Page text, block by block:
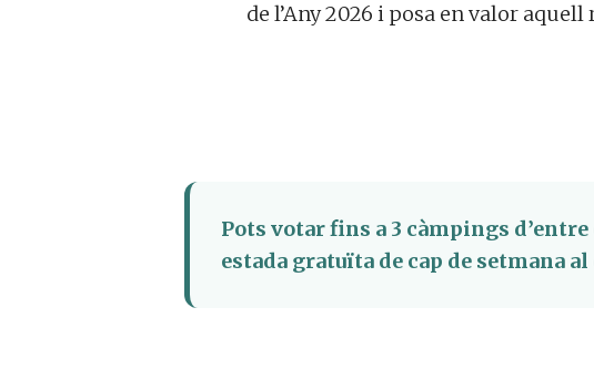
de l’Any 2026 i posa en valor
Pots votar fins a 3 càmpings
estada gratuïta de cap de setmana